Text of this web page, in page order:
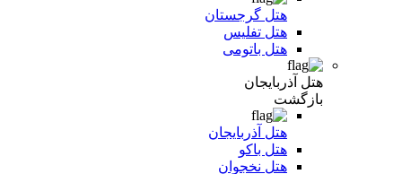
هتل گرجستان
هتل تفلیس
هتل باتومی
هتل آذربایجان
بازگشت
هتل آذربایجان
هتل باکو
هتل نخجوان